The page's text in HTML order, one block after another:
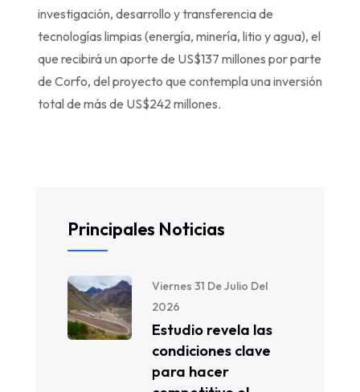
investigación, desarrollo y transferencia de
tecnologías limpias (energía, minería, litio y agua), el
que recibirá un aporte de US$137 millones por parte
de Corfo, del proyecto que contempla una inversión
total de más de US$242 millones.
Principales Noticias
Viernes 31 De Julio Del
2026
Estudio revela las
condiciones clave
para hacer